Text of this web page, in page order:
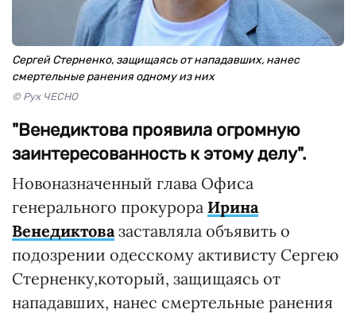
Сергей Стерненко, защищаясь от нападавших, нанес
смертельные ранения одному из них
© Рух ЧЕСНО
"Венедиктова проявила огромную
заинтересованность к этому делу".
Новоназначенный глава Офиса
генерального прокурора Ирина
Венедиктовазаставляла объявить о
подозрении одесскому активисту Сергею
Стерненку,который, защищаясь от
нападавших, нанес смертельные ранения